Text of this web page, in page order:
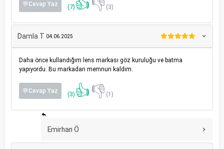
💬Cevap Yaz (7) 👍👎(3)
Damla T 04.06.2025
Daha önce kullandığım lens markası göz kuruluğu ve batma
yapıyordu. Bu markadan memnun kaldım.
💬Cevap Yaz (3) 👍👎(1)
Emirhan Ö